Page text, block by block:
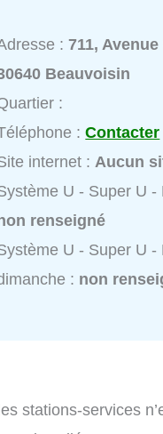
:711,
Beauvoisin
:
:Contacter
internet : Aucun
U - Super U
renseigné
U - Super U
: non
stations-services